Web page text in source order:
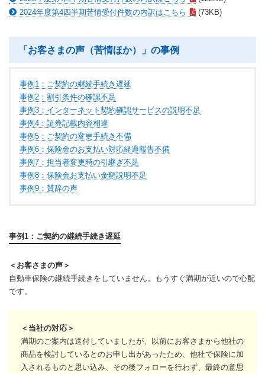
2024年度第4四半期苦情受付件数の内訳はこちら
(73KB)
「お客さまの声（苦情ほか）」の事例
事例1：ご契約の継続手続き遅延
事例2：割引条件の確認不足
事例3：インターネット契約確認サービスの説明不足
事例4：証券記載内容相違
事例5：ご契約の変更手続き不備
事例6：保険金のお支払い対応経過報告不備
事例7：担当者変更時の引継ぎ不足
事例8：保険金お支払い金額説明不足
事例9：賛辞の声
事例1：ご契約の継続手続き遅延
＜お客さまの声＞
自動車保険の継続手続きをしていません。もうすぐ満期が近いので心配
です。
＜当社の対応＞
満期のご案内は送付していましたが、以前にお客さまから他社の
商品を検討しているとのお申し出があったため、他社で保険に加
入されるものと思い込み、その後フォローを行わず、最終の意思